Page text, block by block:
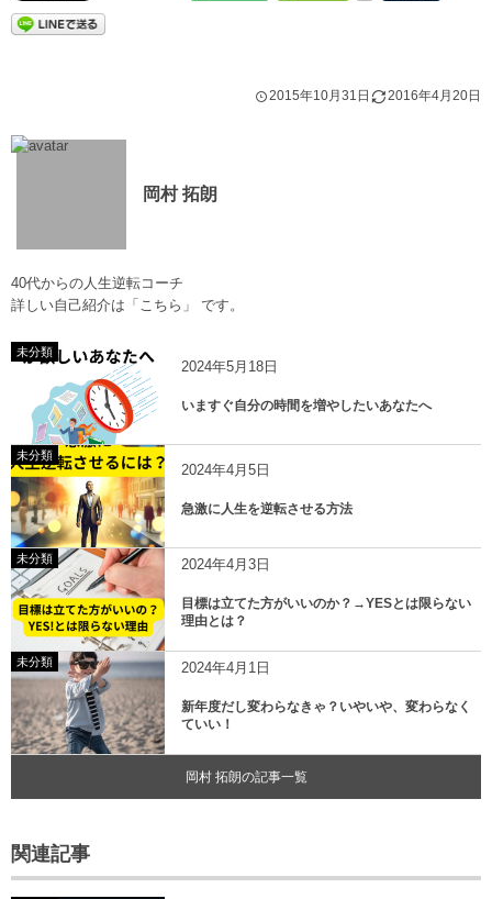
2015年10月31日 2016年4月20日
岡村 拓朗
40代からの人生逆転コーチ
詳しい自己紹介は 「こちら」 です。
未分類
2024年5月18日
いますぐ自分の時間を増やしたいあなたへ
未分類
2024年4月5日
急激に人生を逆転させる方法
未分類 2024年4月3日
目標は立てた方がいいのか？→YESとは限らない
理由とは？
未分類 2024年4月1日
新年度だし変わらなきゃ？いやいや、変わらなく
ていい！
岡村 拓朗の記事一覧
関連記事